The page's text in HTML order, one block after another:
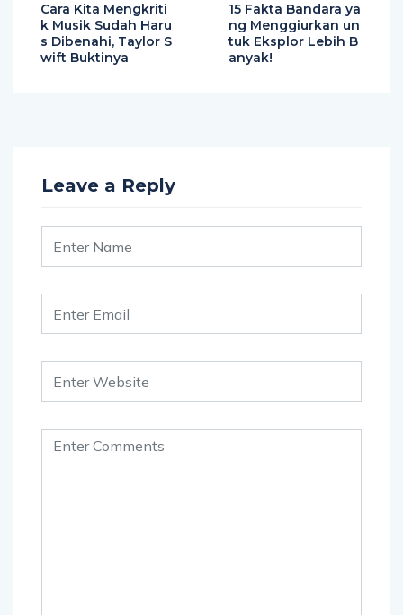
Cara Kita Mengkriti
k Musik Sudah Haru
s Dibenahi, Taylor S
wift Buktinya
15 Fakta Bandara ya
ng Menggiurkan un
tuk Eksplor Lebih B
anyak!
Leave a Reply